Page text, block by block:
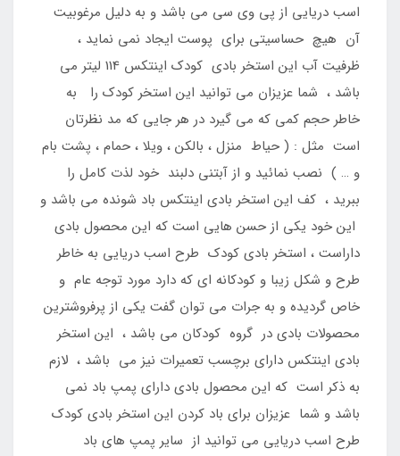
اسب دریایی از پی وی سی می باشد و به دلیل مرغوبیت
آن هیچ حساسیتی برای پوست ایجاد نمی نماید ،
ظرفیت آب این استخر بادی کودک اینتکس 114 لیتر می
باشد ، شما عزیزان می توانید این استخر کودک را به
خاطر حجم کمی که می گیرد در هر جایی که مد نظرتان
است مثل : ( حیاط منزل ، بالکن ، ویلا ، حمام ، پشت بام
و … ) نصب نمائید و از آبتنی دلبند خود لذت کامل را
ببرید ، کف این استخر بادی اینتکس باد شونده می باشد و
این خود یکی از حسن هایی است که این محصول بادی
داراست ، استخر بادی کودک طرح اسب دریایی به خاطر
طرح و شکل زیبا و کودکانه ای که دارد مورد توجه عام و
خاص گردیده و به جرات می توان گفت یکی از پرفروشترین
محصولات بادی در گروه کودکان می باشد ، این استخر
بادی اینتکس دارای برچسب تعمیرات نیز می باشد ، لازم
به ذکر است که این محصول بادی دارای پمپ باد نمی
باشد و شما عزیزان برای باد کردن این استخر بادی کودک
طرح اسب دریایی می توانید از سایر پمپ های باد